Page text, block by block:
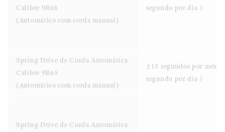
Calibre 9R66
(Automático com corda manual)
segundo por dia )
Spring Drive de Corda Automática
Calibre 9R65
(Automático com corda manual)
±15 segundos por mês
segundo por dia )
Spring Drive de Corda Automática